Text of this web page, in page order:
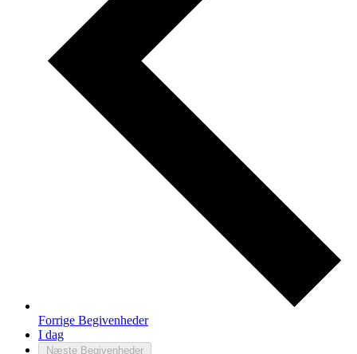
Forrige Begivenheder
I dag
Næste Begivenheder